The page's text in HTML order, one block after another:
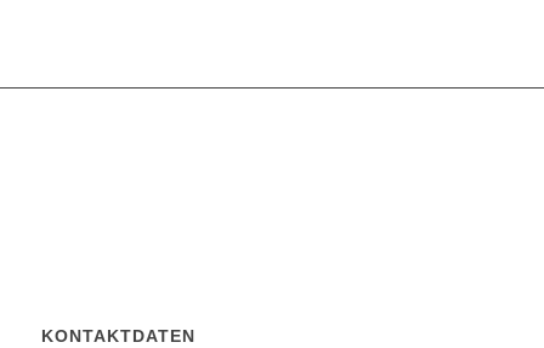
KONTAKTDATEN